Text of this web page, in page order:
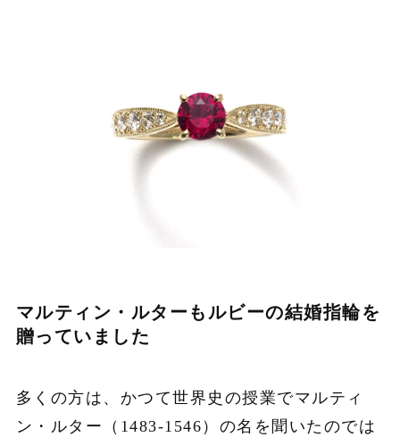
マルティン・ルターもルビーの結婚指輪を
贈っていました
多くの方は、かつて世界史の授業でマルティ
ン・ルター（1483‐1546）の名を聞いたのでは